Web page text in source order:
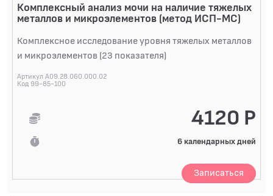
Комплексный анализ мочи на наличие тяжелых
металлов и микроэлементов (метод ИСП-МС)
Комплексное исследование уровня тяжелых металлов
и микроэлементов (23 показателя)
Артикул A09.28.060.000.02
Код 99-85-100
4120 Р
6 календарных дней
Записаться